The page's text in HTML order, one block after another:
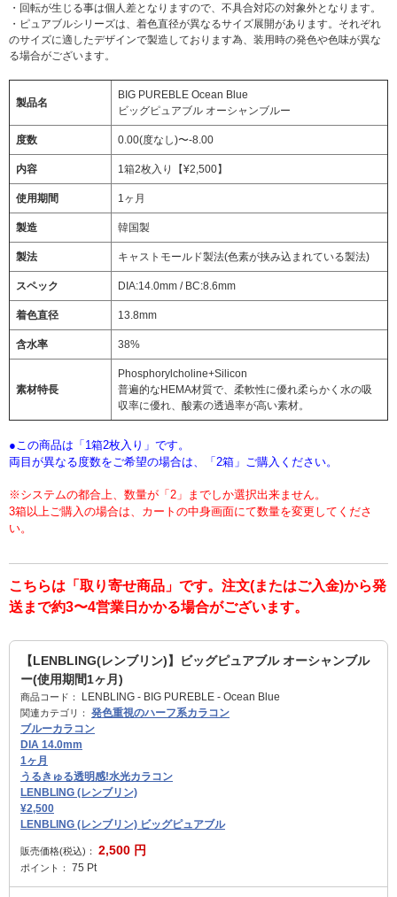
・回転が生じる事は個人差となりますので、不具合対応の対象外となります。
・ピュアブルシリーズは、着色直径が異なるサイズ展開があります。それぞれ
のサイズに適したデザインで製造しております為、装用時の発色や色味が異な
る場合がございます。
製品名
BIG PUREBLE Ocean Blue
ビッグピュアブル オーシャンブルー
度数 0.00(度なし)〜-8.00
内容 1箱2枚入り【¥2,500】
使用期間 1ヶ月
製造 韓国製
製法 キャストモールド製法(色素が挟み込まれている製法)
スペック DIA:14.0mm / BC:8.6mm
着色直径 13.8mm
含水率 38%
素材特長
Phosphorylcholine+Silicon
普遍的なHEMA材質で、柔軟性に優れ柔らかく水の吸
収率に優れ、酸素の透過率が高い素材。
●この商品は「1箱2枚入り」です。
両目が異なる度数をご希望の場合は、「2箱」ご購入ください。
※システムの都合上、数量が「2」までしか選択出来ません。
3箱以上ご購入の場合は、カートの中身画面にて数量を変更してくださ
い。
こちらは「取り寄せ商品」です。注文(またはご入金)から発
送まで約3〜4営業日かかる場合がございます。
【LENBLING(レンブリン)】ビッグピュアブル オーシャンブル
ー(使用期間1ヶ月)
商品コード： LENBLING - BIG PUREBLE - Ocean Blue
関連カテゴリ：
発色重視のハーフ系カラコン
ブルーカラコン
DIA 14.0mm
1ヶ月
うるきゅる透明感!水光カラコン
LENBLING (レンブリン)
¥2,500
LENBLING (レンブリン) ビッグピュアブル
販売価格(税込)： 2,500 円
ポイント： 75 Pt